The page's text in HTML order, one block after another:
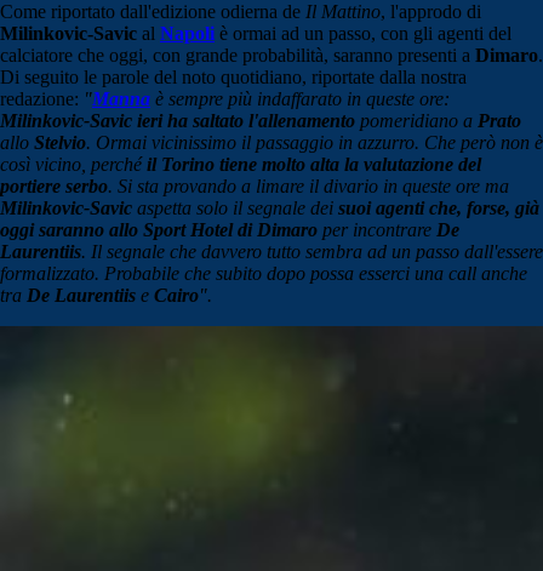
Come riportato dall'edizione odierna de Il Mattino, l'approdo di
Milinkovic-Savic al Napoli è ormai ad un passo, con gli agenti del
calciatore che oggi, con grande probabilità, saranno presenti a Dimaro.
Di seguito le parole del noto quotidiano, riportate dalla nostra
redazione: "Manna è sempre più indaffarato in queste ore:
Milinkovic-Savic ieri ha saltato l'allenamento pomeridiano a Prato
allo Stelvio. Ormai vicinissimo il passaggio in azzurro. Che però non è
così vicino, perchéil Torino tiene molto alta la valutazione del
portiere serbo. Si sta provando a limare il divario in queste ore ma
Milinkovic-Savic aspetta solo il segnale dei suoi agenti che, forse, già
oggi saranno allo Sport Hotel di Dimaro per incontrare De
Laurentiis. Il segnale che davvero tutto sembra ad un passo dall'essere
formalizzato. Probabile che subito dopo possa esserci una call anche
tra De Laurentiis e Cairo".